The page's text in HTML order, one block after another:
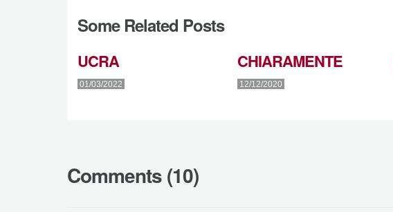
Some Related Posts
UCRA
01/03/2022
CHIARAMENTE
12/12/2020
Comments (10)